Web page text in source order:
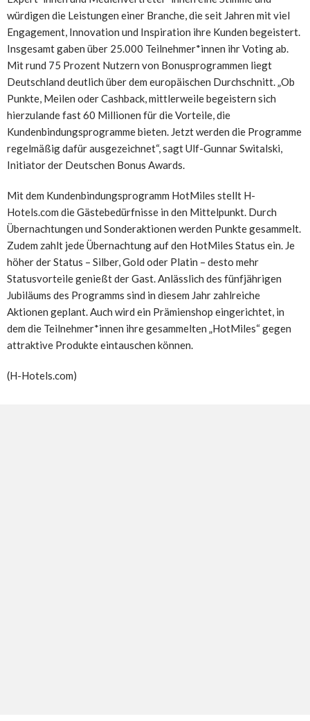
würdigen die Leistungen einer Branche, die seit Jahren mit viel
Engagement, Innovation und Inspiration ihre Kunden begeistert.
Insgesamt gaben über 25.000 Teilnehmer*innen ihr Voting ab.
Mit rund 75 Prozent Nutzern von Bonusprogrammen liegt
Deutschland deutlich über dem europäischen Durchschnitt. „Ob
Punkte, Meilen oder Cashback, mittlerweile begeistern sich
hierzulande fast 60 Millionen für die Vorteile, die
Kundenbindungsprogramme bieten. Jetzt werden die Programme
regelmäßig dafür ausgezeichnet“, sagt Ulf-Gunnar Switalski,
Initiator der Deutschen Bonus Awards.
Mit dem Kundenbindungsprogramm HotMiles stellt H-
Hotels.com die Gästebedürfnisse in den Mittelpunkt. Durch
Übernachtungen und Sonderaktionen werden Punkte gesammelt.
Zudem zahlt jede Übernachtung auf den HotMiles Status ein. Je
höher der Status – Silber, Gold oder Platin – desto mehr
Statusvorteile genießt der Gast. Anlässlich des fünfjährigen
Jubiläums des Programms sind in diesem Jahr zahlreiche
Aktionen geplant. Auch wird ein Prämienshop eingerichtet, in
dem die Teilnehmer*innen ihre gesammelten „HotMiles“ gegen
attraktive Produkte eintauschen können.
(H-Hotels.com)